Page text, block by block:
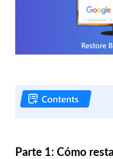
Parte 1: Cómo